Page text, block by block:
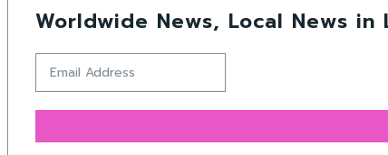
Worldwide News, Local News in